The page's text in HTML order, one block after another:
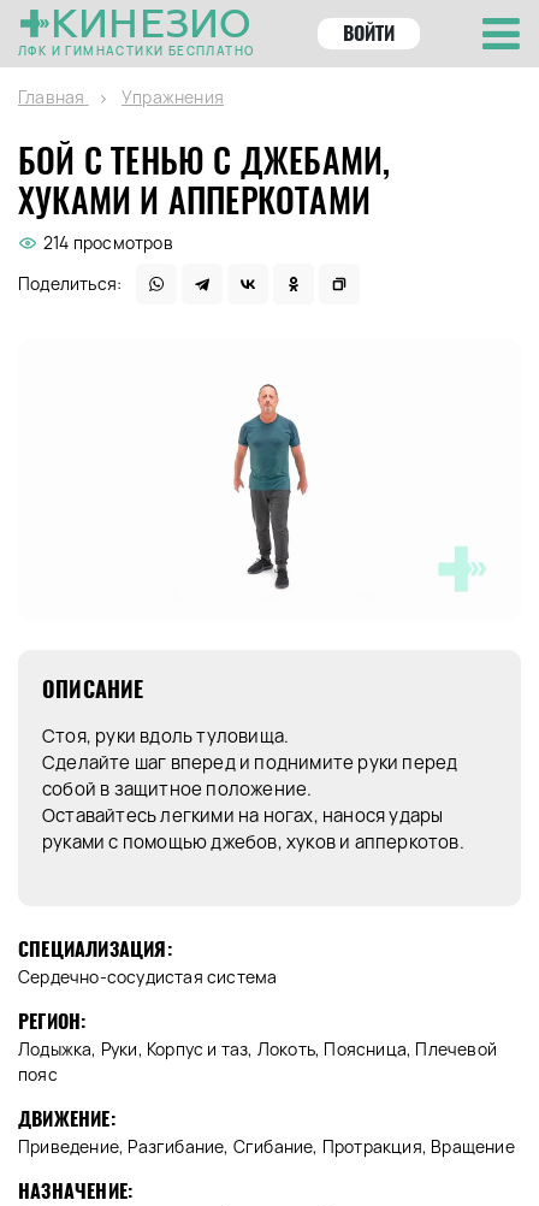
КИНЕЗИО
ЛФК И ГИМНАСТИКИ БЕСПЛАТНО
ВОЙТИ
Главная Упражнения
БОЙ С ТЕНЬЮ С ДЖЕБАМИ,
ХУКАМИ И АППЕРКОТАМИ
214 просмотров
Поделиться:
ОПИСАНИЕ
Стоя, руки вдоль туловища.
Сделайте шаг вперед и поднимите руки перед
собой в защитное положение.
Оставайтесь легкими на ногах, нанося удары
руками с помощью джебов, хуков и апперкотов.
СПЕЦИАЛИЗАЦИЯ:
Сердечно-сосудистая система
РЕГИОН:
Лодыжка, Руки, Корпус и таз, Локоть, Поясница, Плечевой
пояс
ДВИЖЕНИЕ:
Приведение, Разгибание, Сгибание, Протракция, Вращение
НАЗНАЧЕНИЕ: